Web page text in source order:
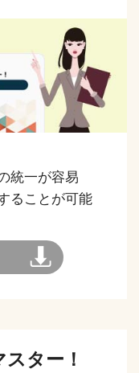
統一が容易
ることが可能
ター！